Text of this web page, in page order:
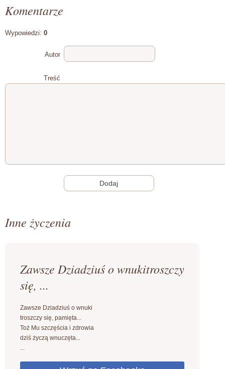
Komentarze
Wypowiedzi: 0
Autor
Treść
Inne życzenia
Zawsze Dziadziuś o wnukitroszczy
się, ...
Zawsze Dziadziuś o wnuki
troszczy się, pamięta...
Toż Mu szczęścia i zdrowia
dziś życzą wnuczęta...
...